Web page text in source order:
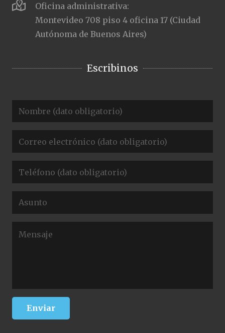
Oficina administrativa:
Montevideo 708 piso 4 oficina 17 (Ciudad
Autónoma de Buenos Aires)
Escribinos